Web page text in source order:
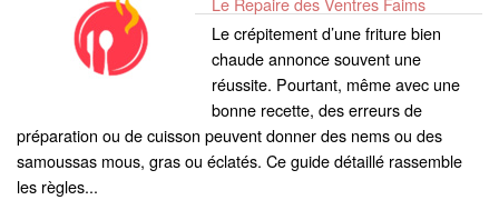
Le crépitement d’une friture bien
chaude annonce souvent une
réussite. Pourtant, même avec une
bonne recette, des erreurs de
préparation ou de cuisson peuvent donner des nems ou des
samoussas mous, gras ou éclatés. Ce guide détaillé rassemble
les règles...